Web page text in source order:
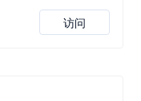
访问